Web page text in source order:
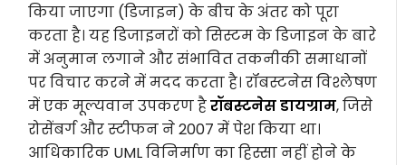
किया जाएगा (डिजाइन) के बीच के अंतर को पूरा
करता है। यह डिजाइनरों को सिस्टम के डिजाइन के बारे
में अनुमान लगाने और संभावित तकनीकी समाधानों
पर विचार करने में मदद करता है। रॉबस्टनेस विश्लेषण
में एक मूल्यवान उपकरण हैरॉबस्टनेस डायग्राम, जिसे
रोसेंबर्ग और स्टीफन ने 2007 में पेश किया था।
आधिकारिक UML विनिर्माण का हिस्सा नहीं होने के